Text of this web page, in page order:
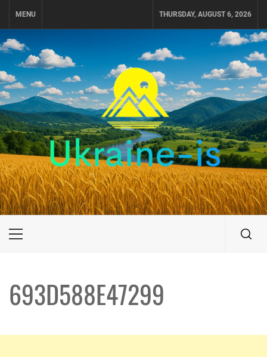
MENU THURSDAY, AUGUST 6, 2026
UKRAINE-IS
ПОДОРОЖI ПО УКРАЇНІ
Primary
693D588E47299